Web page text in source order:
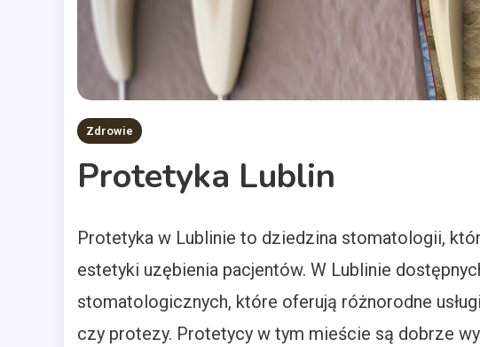
Zdrowie
Protetyka Lublin
Protetyka w Lublinie to dziedzina stomatologii,
estetyki uzębienia pacjentów. W Lublinie
stomatologicznych, które oferują różnorodne
czy protezy. Protetycy w tym mieście są dobrze